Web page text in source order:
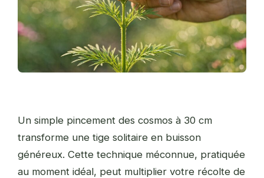
Un simple pincement des cosmos à 30 cm
transforme une tige solitaire en buisson
généreux. Cette technique méconnue, pratiquée
au moment idéal, peut multiplier votre récolte de